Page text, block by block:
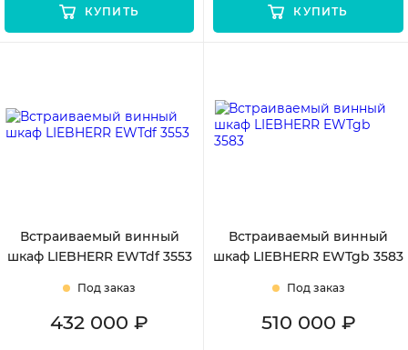
КУПИТЬ КУПИТЬ
Встраиваемый винный
шкаф LIEBHERR EWTdf 3553
Под заказ
432 000 ₽
Встраиваемый винный
шкаф LIEBHERR EWTgb 3583
Под заказ
510 000 ₽